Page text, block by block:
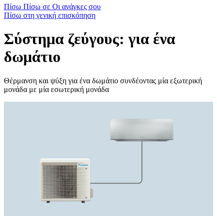
Πίσω Πίσω σε Οι ανάγκες σου
Πίσω στη γενική επισκόπηση
Σύστημα ζεύγους: για ένα
δωμάτιο
Θέρμανση και ψύξη για ένα δωμάτιο συνδέοντας μία εξωτερική
μονάδα με μία εσωτερική μονάδα